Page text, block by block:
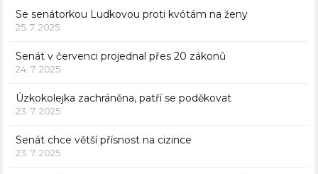
Se senátorkou Ludkovou proti kvótám na ženy
25. 7. 2025
Senát v červenci projednal přes 20 zákonů
24. 7. 2025
Úzkokolejka zachráněna, patří se poděkovat
23. 7. 2025
Senát chce větší přísnost na cizince
23. 7. 2025